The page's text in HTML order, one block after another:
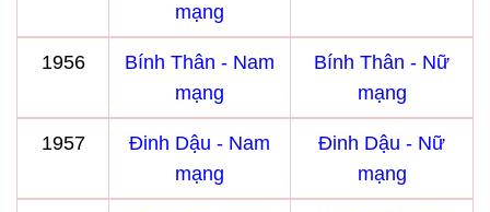
mạng
1956
Bính Thân - Nam
mạng
Bính Thân - Nữ
mạng
1957
Đinh Dậu - Nam
mạng
Đinh Dậu - Nữ
mạng